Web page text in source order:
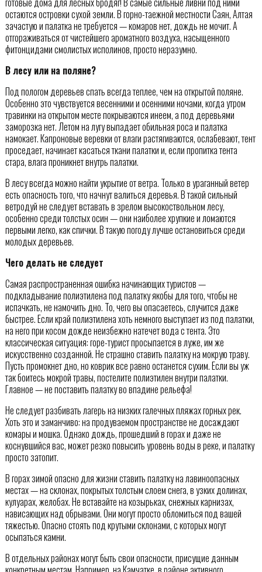
остаются островки сухой земли. В горно-таежной местности Саян, Алтая
зачастую и палатка не требуется — комаров нет, дождь не мочит. А
отгораживаться от чистейшего ароматного воздуха, насыщенного
фитонцидами смолистых исполинов, просто неразумно.
В лесу или на поляне?
Под пологом деревьев спать всегда теплее, чем на открытой поляне.
Особенно это чувствуется весенними и осенними ночами, когда утром
травинки на открытом месте покрываются инеем, а под деревьями
заморозка нет. Летом на лугу выпадает обильная роса и палатка
намокает. Капроновые веревки от влаги растягиваются, ослабевают, тент
проседает, начинает касаться ткани палатки и, если пропитка тента
стара, влага проникнет внутрь палатки.
В лесу всегда можно найти укрытие от ветра. Только в ураганный ветер
есть опасность того, что начнут валиться деревья. В такой сильный
ветродуй не следует вставать в зрелом высокоствольном лесу,
особенно среди толстых осин — они наиболее хрупкие и ломаются
первыми легко, как спички. В такую погоду лучше остановиться среди
молодых деревьев.
Чего делать не следует
Самая распространенная ошибка начинающих туристов —
подкладывание полиэтилена под палатку якобы для того, чтобы не
испачкать, не намочить дно. То, чего вы опасаетесь, случится даже
быстрее. Если край полиэтилена хоть немного выступает из под палатки,
на него при косом дожде неизбежно натечет вода с тента. Это
классическая ситуация: горе-турист просыпается в луже, им же
искусственно созданной. Не страшно ставить палатку на мокрую траву.
Пусть промокнет дно, но коврик все равно останется сухим. Если вы уж
так боитесь мокрой травы, постелите полиэтилен внутри палатки.
Главное — не поставить палатку во впадине рельефа!
Не следует разбивать лагерь на низких галечных пляжах горных рек.
Хоть это и заманчиво: на продуваемом пространстве не досаждают
комары и мошка. Однако дождь, прошедший в горах и даже не
коснувшийся вас, может резко повысить уровень воды в реке, и палатку
просто затопит.
В горах зимой опасно для жизни ставить палатку на лавиноопасных
местах — на склонах, покрытых толстым слоем снега, в узких долинах,
кулуарах, желобах. Не вставайте на козырьках, снежных карнизах,
нависающих над обрывами. Они могут просто обломиться под вашей
тяжестью. Опасно стоять под крутыми склонами, с которых могут
осыпаться камни.
В отдельных районах могут быть свои опасности, присущие данным